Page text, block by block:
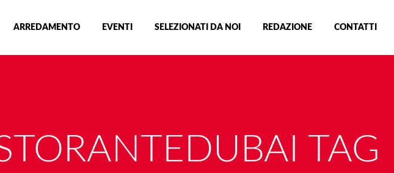
ARREDAMENTO EVENTI SELEZIONATI DA NOI REDAZIONE CONTATTI
TAG